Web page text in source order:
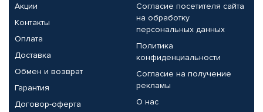
Акции
Контакты
Оплата
Доставка
Обмен и возврат
Гарантия
Договор-оферта
Согласие посетителя сайта
на обработку
персональных данных
Политика
конфиденциальности
Согласие на получение
рекламы
О нас